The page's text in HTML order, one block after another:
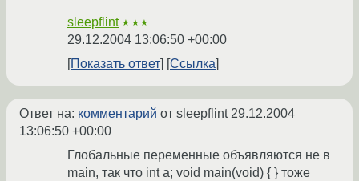
sleepflint ★★★
29.12.2004 13:06:50 +00:00
Показать ответ
Ссылка
Ответ на: комментарий от sleepflint29.12.2004
13:06:50 +00:00
Глобальные переменные объявляются не в
main, так что int a; void main(void) { } тоже